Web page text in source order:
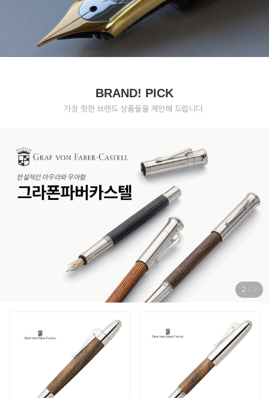
BRAND! PICK
가장 핫한 브랜드 상품들을 제안해 드립니다.
2 / 2